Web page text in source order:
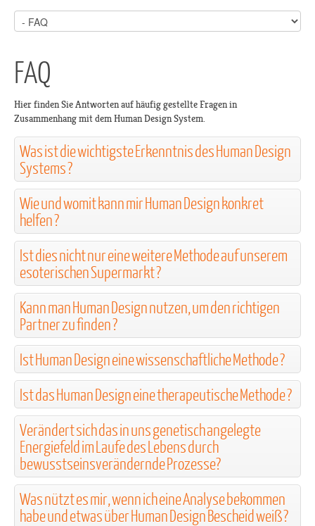
FAQ
Hier finden Sie Antworten auf häufig gestellte Fragen in
Zusammenhang mit dem Human Design System.
Was ist die wichtigste Erkenntnis des Human Design
Systems ?
Wie und womit kann mir Human Design konkret
helfen ?
Ist dies nicht nur eine weitere Methode auf unserem
esoterischen Supermarkt ?
Kann man Human Design nutzen, um den richtigen
Partner zu finden ?
Ist Human Design eine wissenschaftliche Methode ?
Ist das Human Design eine therapeutische Methode ?
Verändert sich das in uns genetisch angelegte
Energiefeld im Laufe des Lebens durch
bewusstseinsverändernde Prozesse?
Was nützt es mir, wenn ich eine Analyse bekommen
habe und etwas über Human Design Bescheid weiß ?